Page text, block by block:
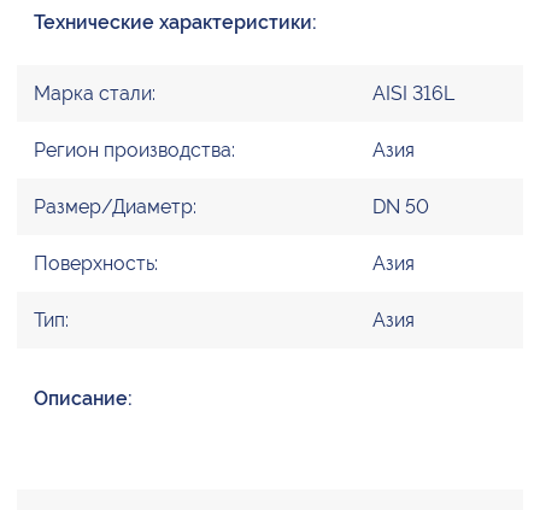
Технические характеристики:
Марка стали: AISI 316L
Регион производства: Азия
Размер/Диаметр: DN 50
Поверхность: Азия
Тип: Азия
Описание: